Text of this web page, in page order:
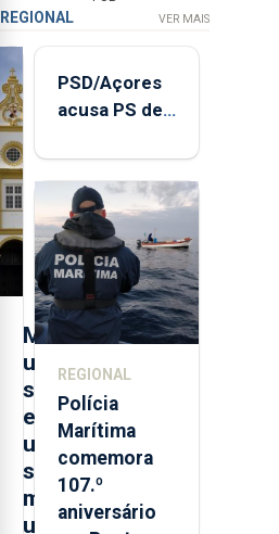
REGIONAL VER MAIS
M
u
s
e
u
s
m
u
PSD/Açores
acusa PS de
contraditória"
sobre
evolução
turística
REGIONAL
Polícia
Marítima
comemora
107.º
aniversário